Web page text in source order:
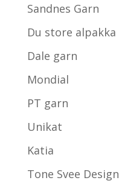
Sandnes Garn
Du store alpakka
Dale garn
Mondial
PT garn
Unikat
Katia
Tone Svee Design